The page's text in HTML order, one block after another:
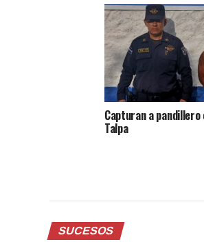
Capturan a pandillero
Talpa
SUCESOS